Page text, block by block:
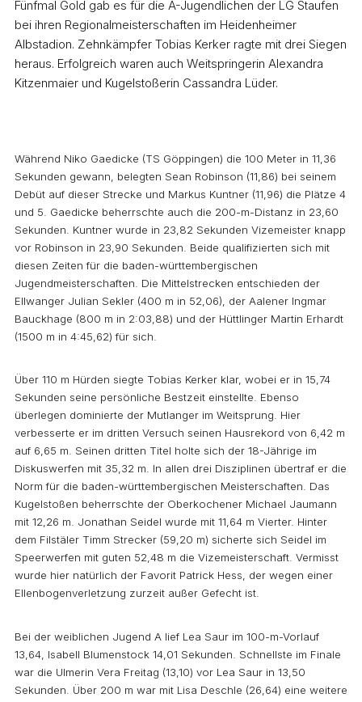
Fünfmal Gold gab es für die A-Jugendlichen der LG Staufen
bei ihren Regionalmeisterschaften im Heidenheimer
Albstadion. Zehnkämpfer Tobias Kerker ragte mit drei Siegen
heraus. Erfolgreich waren auch Weitspringerin Alexandra
Kitzenmaier und Kugelstoßerin Cassandra Lüder.
Während Niko Gaedicke (TS Göppingen) die 100 Meter in 11,36
Sekunden gewann, belegten Sean Robinson (11,86) bei seinem
Debüt auf dieser Strecke und Markus Kuntner (11,96) die Plätze 4
und 5. Gaedicke beherrschte auch die 200-m-Distanz in 23,60
Sekunden. Kuntner wurde in 23,82 Sekunden Vizemeister knapp
vor Robinson in 23,90 Sekunden. Beide qualifizierten sich mit
diesen Zeiten für die baden-württembergischen
Jugendmeisterschaften. Die Mittelstrecken entschieden der
Ellwanger Julian Sekler (400 m in 52,06), der Aalener Ingmar
Bauckhage (800 m in 2:03,88) und der Hüttlinger Martin Erhardt
(1500 m in 4:45,62) für sich.
Über 110 m Hürden siegte Tobias Kerker klar, wobei er in 15,74
Sekunden seine persönliche Bestzeit einstellte. Ebenso
überlegen dominierte der Mutlanger im Weitsprung. Hier
verbesserte er im dritten Versuch seinen Hausrekord von 6,42 m
auf 6,65 m. Seinen dritten Titel holte sich der 18-Jährige im
Diskuswerfen mit 35,32 m. In allen drei Disziplinen übertraf er die
Norm für die baden-württembergischen Meisterschaften. Das
Kugelstoßen beherrschte der Oberkochener Michael Jaumann
mit 12,26 m. Jonathan Seidel wurde mit 11,64 m Vierter. Hinter
dem Filstäler Timm Strecker (59,20 m) sicherte sich Seidel im
Speerwerfen mit guten 52,48 m die Vizemeisterschaft. Vermisst
wurde hier natürlich der Favorit Patrick Hess, der wegen einer
Ellenbogenverletzung zurzeit außer Gefecht ist.
Bei der weiblichen Jugend A lief Lea Saur im 100-m-Vorlauf
13,64, Isabell Blumenstock 14,01 Sekunden. Schnellste im Finale
war die Ulmerin Vera Freitag (13,10) vor Lea Saur in 13,50
Sekunden. Über 200 m war mit Lisa Deschle (26,64) eine weitere